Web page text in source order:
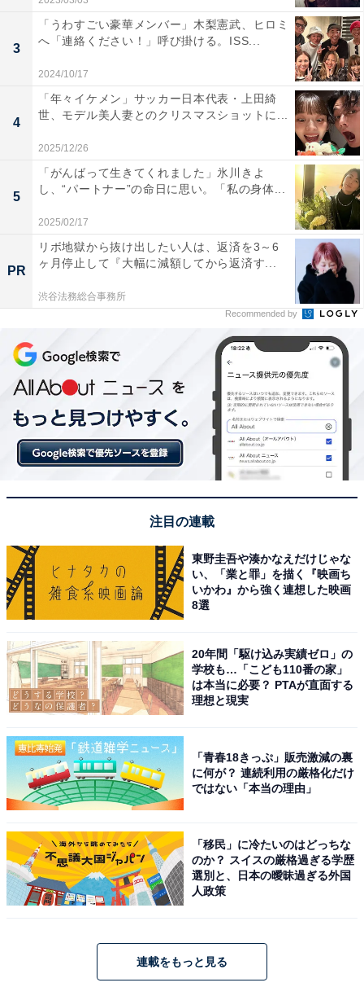
3
「うわすごい豪華メンバー」木梨憲武、ヒロミ
へ「連絡ください！」呼び掛ける。ISS...
2024/10/17
4
「年々イケメン」サッカー日本代表・上田綺
世、モデル美人妻とのクリスマスショットに...
2025/12/26
5
「がんばって生きてくれました」氷川きよ
し、“パートナー”の命日に思い。「私の身体...
2025/02/17
PR
リボ地獄から抜け出したい人は、返済を3～6
ヶ月停止して『大幅に減額してから返済す...
渋谷法務総合事務所
Recommended by
注目の連載
東野圭吾や湊かなえだけじゃな
い、「業と罪」を描く『映画ち
いかわ』から強く連想した映画
8選
20年間「駆け込み実績ゼロ」の
学校も…「こども110番の家」
は本当に必要？ PTAが直面する
理想と現実
「青春18きっぷ」販売激減の裏
に何が？ 連続利用の厳格化だけ
ではない「本当の理由」
「移民」に冷たいのはどっちな
のか？ スイスの厳格過ぎる学歴
選別と、日本の曖昧過ぎる外国
人政策
連載をもっと見る